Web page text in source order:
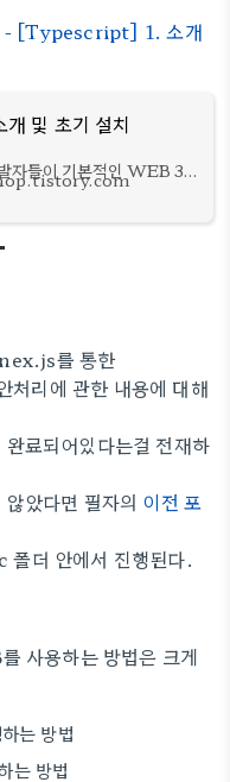
[Typescript] 1. 소개
및 초기 설치
자들이 기본적인 WEB 3
앱을 개발하면서
게 써봤자 오히려 타입같은
를 통한
리에 관한 내용에 대해
료되어있다는걸 전재하
았다면 필자의 이전 포
폴더 안에서 진행된다.
용하는 방법은 크게
는 방법
는 방법